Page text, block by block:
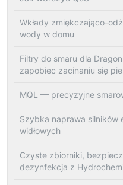
Wkłady zmiękczająco-
wody w domu
Filtry do smaru dla
zapobiec zacinaniu się
MQL — precyzyjne
Szybka naprawa
widłowych
Czyste zbiorniki,
dezynfekcja z